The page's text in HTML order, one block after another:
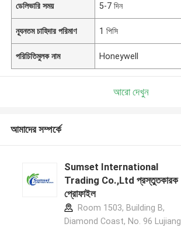
ডেলিভারি সময় 5-7 দিন
ন্যূনতম চাহিদার পরিমাণ 1 পিসি
পরিচিতিমুলক নাম Honeywell
আরো দেখুন
আমাদের সম্পর্কে
Sumset International
Trading Co.,Ltd প্রস্তুতকারক
প্রোফাইল
Room 1503, Building B,
Diamond Coast, No. 96 Lujiang